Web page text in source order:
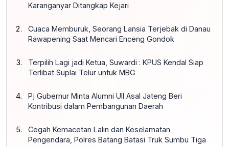
Karanganyar Ditangkap Kejari
Cuaca Memburuk, Seorang Lansia Terjebak di Danau
Rawapening Saat Mencari Enceng Gondok
Terpilih Lagi jadi Ketua, Suwardi : KPUS Kendal Siap
Terlibat Suplai Telur untuk MBG
Pj Gubernur Minta Alumni UII Asal Jateng Beri
Kontribusi dalam Pembangunan Daerah
Cegah Kemacetan Lalin dan Keselamatan
Pengendara, Polres Batang Batasi Truk Sumbu Tiga